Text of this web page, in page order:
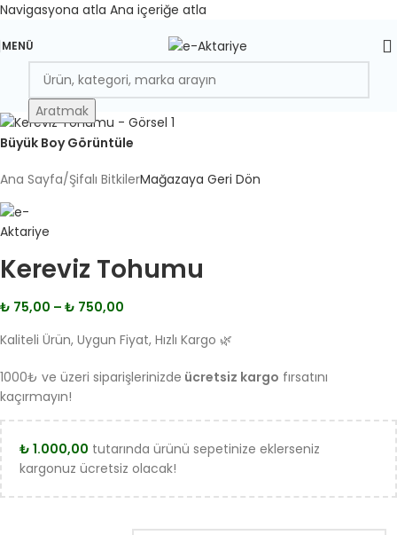
Navigasyona atla Ana içeriğe atla
MENÜ
Aratmak
Büyük Boy Görüntüle
Ana Sayfa/Şifalı BitkilerMağazaya Geri Dön
Kereviz Tohumu
₺ 75,00 – ₺ 750,00
Kaliteli Ürün, Uygun Fiyat, Hızlı Kargo 🌿
1000₺ ve üzeri siparişlerinizde ücretsiz kargo fırsatını
kaçırmayın!
₺ 1.000,00 tutarında ürünü sepetinize eklerseniz
kargonuz ücretsiz olacak!